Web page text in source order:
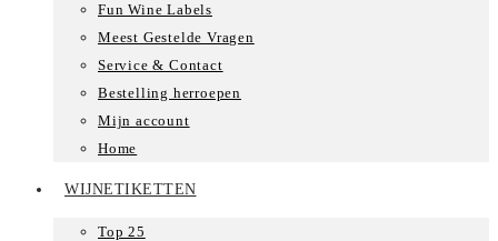
Fun Wine Labels
Meest Gestelde Vragen
Service & Contact
Bestelling herroepen
Mijn account
Home
WIJNETIKETTEN
Top 25